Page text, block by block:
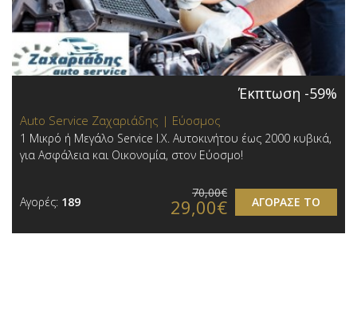
Έκπτωση -59%
Auto Service Ζαχαριάδης | Εύοσμος
1 Μικρό ή Μεγάλο Service Ι.Χ. Αυτοκινήτου έως 2000 κυβικά,
για Ασφάλεια και Οικονομία, στον Εύοσμο!
Αγορές: 189 ΑΓΟΡΑΣΕ ΤΟ
70,00€
29,00€